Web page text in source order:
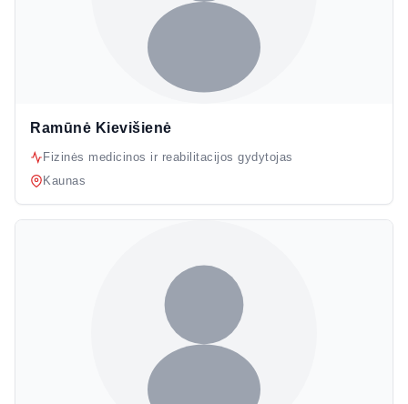
Ramūnė Kievišienė
Fizinės medicinos ir reabilitacijos gydytojas
Kaunas